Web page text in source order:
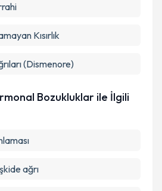
Kısırlık
(Dismenore)
Bozukluklar ile İlgili
ağrı